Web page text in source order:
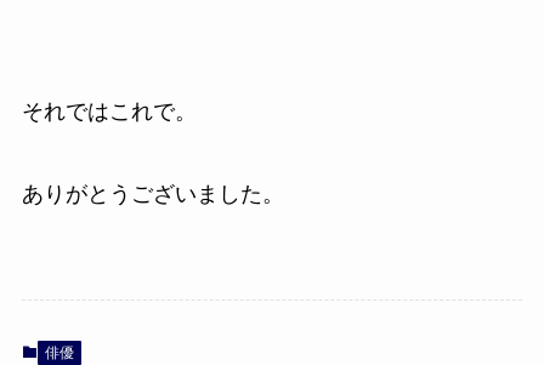
それではこれで。
ありがとうございました。
俳優